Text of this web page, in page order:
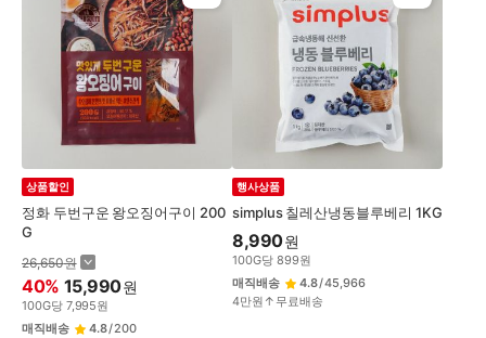
정화 두번구운 왕오징어구이 200
G
상품할인
26,650원
40% 15,990원
100G당 7,995원
매직배송
4.8/200
simplus 칠레산냉동블루베리 1KG
행사상품
8,990원
100G당 899원
매직배송
4.8/45,966
4만원↑무료배송